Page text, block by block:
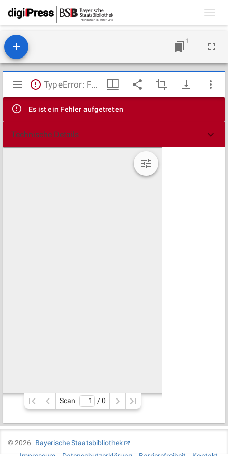
1
Mirador
Viewer
TypeError: Failed to fetch
Es ist ein Fehler aufgetreten
Technische Details
Scan / 0
©2026
Bayerische Staatsbibliothek